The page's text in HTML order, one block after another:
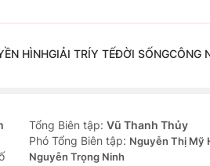
HÌNHGIẢI TRÍY TẾĐỜI SỐNGCÔNG
Tổng Biên tập: Vũ Thanh Thủy
Phó Tổng Biên tập: Nguyễn Thị Mỹ
Nguyễn Trọng Ninh